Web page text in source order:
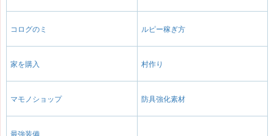
コログのミ ルピー稼ぎ方
家を購入 村作り
マモノショップ 防具強化素材
最強装備